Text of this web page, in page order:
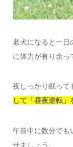
老犬になると一日
に体力が有り余っ
夜しっかり眠って
して「昼夜逆転」
午前中に数分でも
せましょう。